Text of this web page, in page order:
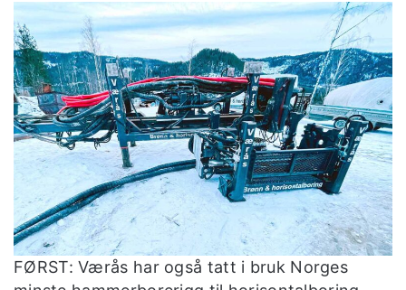
FØRST: Værås har også tatt i bruk Norges